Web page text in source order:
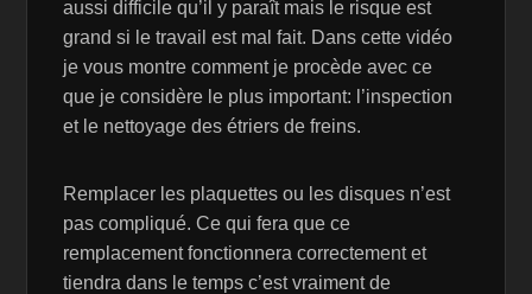
aussi difficile qu’il y paraît mais le risque est
grand si le travail est mal fait. Dans cette vidéo
je vous montre comment je procède avec ce
que je considère le plus important: l’inspection
et le nettoyage des étriers de freins.
Remplacer les plaquettes ou les disques n’est
pas compliqué. Ce qui fera que ce
remplacement fonctionnera correctement et
tiendra dans le temps c’est vraiment de